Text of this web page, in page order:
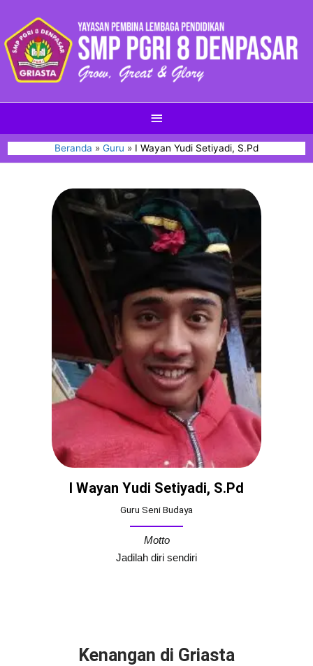
Beranda Guru I Wayan Yudi Setiyadi, S.Pd
I Wayan Yudi Setiyadi, S.Pd
Guru Seni Budaya
Motto
Jadilah diri sendiri
Kenangan di Griasta